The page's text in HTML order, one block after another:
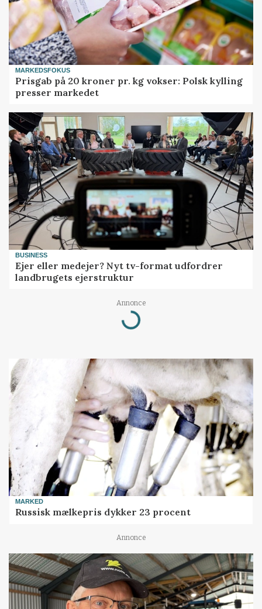
MARKEDSFOKUS
Prisgab på 20 kroner pr. kg vokser: Polsk kylling
presser markedet
BUSINESS
Ejer eller medejer? Nyt tv-format udfordrer
landbrugets ejerstruktur
Annonce
Loading...
MARKED
Russisk mælkepris dykker 23 procent
Annonce